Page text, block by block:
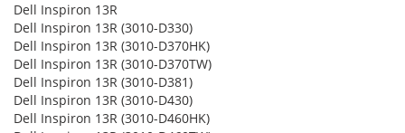
Dell Inspiron 13R
Dell Inspiron 13R (3010-D330)
Dell Inspiron 13R (3010-D370HK)
Dell Inspiron 13R (3010-D370TW)
Dell Inspiron 13R (3010-D381)
Dell Inspiron 13R (3010-D430)
Dell Inspiron 13R (3010-D460HK)